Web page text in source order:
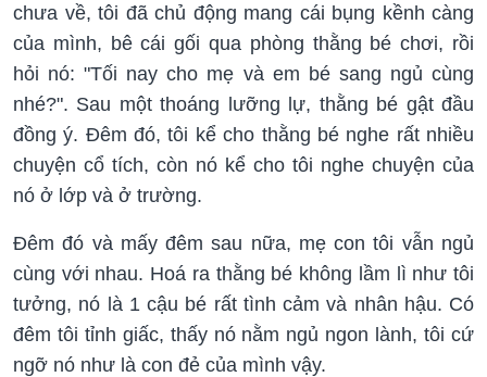
chưa về, tôi đã chủ động mang cái bụng kềnh càng
của mình, bê cái gối qua phòng thằng bé chơi, rồi
hỏi nó: "Tối nay cho mẹ và em bé sang ngủ cùng
nhé?". Sau một thoáng lưỡng lự, thằng bé gật đầu
đồng ý. Đêm đó, tôi kể cho thằng bé nghe rất nhiều
chuyện cổ tích, còn nó kể cho tôi nghe chuyện của
nó ở lớp và ở trường.
Đêm đó và mấy đêm sau nữa, mẹ con tôi vẫn ngủ
cùng với nhau. Hoá ra thằng bé không lầm lì như tôi
tưởng, nó là 1 cậu bé rất tình cảm và nhân hậu. Có
đêm tôi tỉnh giấc, thấy nó nằm ngủ ngon lành, tôi cứ
ngỡ nó như là con đẻ của mình vậy.